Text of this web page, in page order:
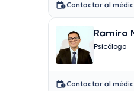
Contactar al
Ramiro
Psicólogo
Contactar al